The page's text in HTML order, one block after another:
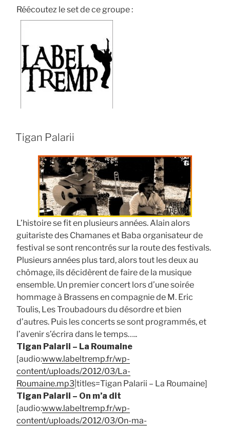
Réécoutez le set de ce groupe :
Tigan Palarii
L’histoire se fit en plusieurs années. Alain alors
guitariste des Chamanes et Baba organisateur de
festival se sont rencontrés sur la route des festivals.
Plusieurs années plus tard, alors tout les deux au
chômage, ils décidèrent de faire de la musique
ensemble. Un premier concert lors d’une soirée
hommage à Brassens en compagnie de M. Eric
Toulis, Les Troubadours du désordre et bien
d’autres. Puis les concerts se sont programmés, et
l’avenir s’écrira dans le temps…..
Tigan Palarii – La Roumaine
[audio:www.labeltremp.fr/wp-
content/uploads/2012/03/La-
Roumaine.mp3 |titles=Tigan Palarii – La Roumaine]
Tigan Palarii – On m’a dit
[audio:www.labeltremp.fr/wp-
content/uploads/2012/03/On-ma-